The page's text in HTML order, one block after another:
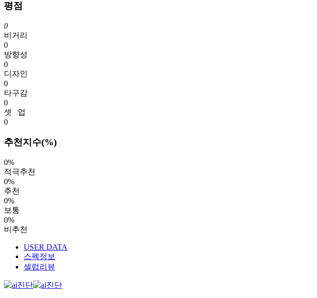
평점
0
비거리
0
방향성
0
디자인
0
타구감
0
셋 업
0
추천지수(%)
0%
적극추천
0%
추천
0%
보통
0%
비추천
USER DATA
스펙정보
셀럽리뷰